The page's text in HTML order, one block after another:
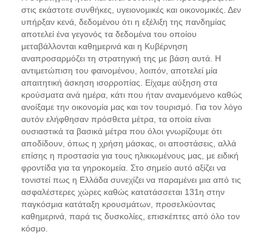
στις εκάστοτε συνθήκες, υγειονομικές και οικονομικές. Δεν
υπήρξαν κενά, δεδομένου ότι η εξέλιξη της πανδημίας
αποτελεί ένα γεγονός τα δεδομένα του οποίου
μεταβάλλονται καθημερινά και η Κυβέρνηση
αναπροσαρμόζει τη στρατηγική της με βάση αυτά. Η
αντιμετώπιση του φαινομένου, λοιπόν, αποτελεί μία
απαιτητική άσκηση ισορροπίας. Είχαμε αύξηση στα
κρούσματα ανά ημέρα, κάτι που ήταν αναμενόμενο καθώς
ανοίξαμε την οικονομία μας και τον τουρισμό. Για τον λόγο
αυτόν ελήφθησαν πρόσθετα μέτρα, τα οποία είναι
ουσιαστικά τα βασικά μέτρα που όλοι γνωρίζουμε ότι
αποδίδουν, όπως η χρήση μάσκας, οι αποστάσεις, αλλά
επίσης η προστασία για τους ηλικιωμένους μας, με ειδική
φροντίδα για τα γηροκομεία. Στο σημείο αυτό αξίζει να
τονιστεί πως η Ελλάδα συνεχίζει να παραμένει μια από τις
ασφαλέστερες χώρες καθώς κατατάσσεται 131η στην
παγκόσμια κατάταξη κρουσμάτων, προσελκύοντας
καθημερινά, παρά τις δυσκολίες, επισκέπτες από όλο τον
κόσμο.